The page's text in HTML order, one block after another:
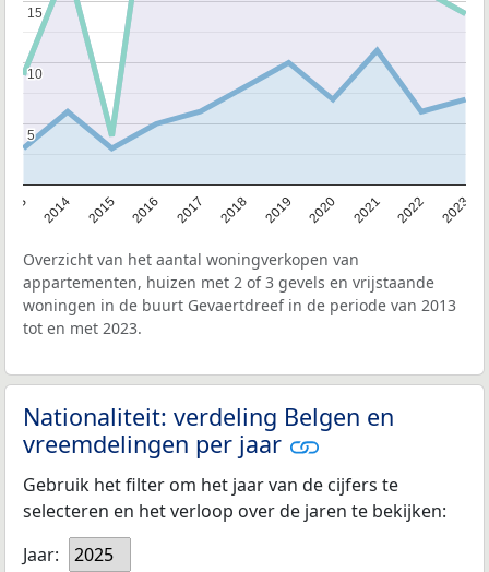
2014 2015 2016 2017 2018 2019 2020 2021 2022 2023
5
5
10
10
15
15
Overzicht van het aantal woningverkopen van
appartementen, huizen met 2 of 3 gevels en vrijstaande
woningen in de buurt Gevaertdreef in de periode van 2013
tot en met 2023.
Nationaliteit: verdeling Belgen en
vreemdelingen per jaar
Gebruik het filter om het jaar van de cijfers te
selecteren en het verloop over de jaren te bekijken:
Jaar:
2025